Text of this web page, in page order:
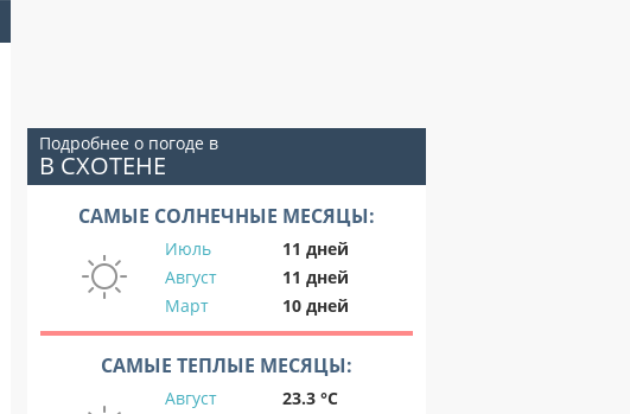
Подробнее о погоде в
В СХОТЕНЕ
САМЫЕ СОЛНЕЧНЫЕ МЕСЯЦЫ:
Июль
11 дней
Август
11 дней
Март
10 дней
САМЫЕ ТЕПЛЫЕ МЕСЯЦЫ:
Август
23.3 °C